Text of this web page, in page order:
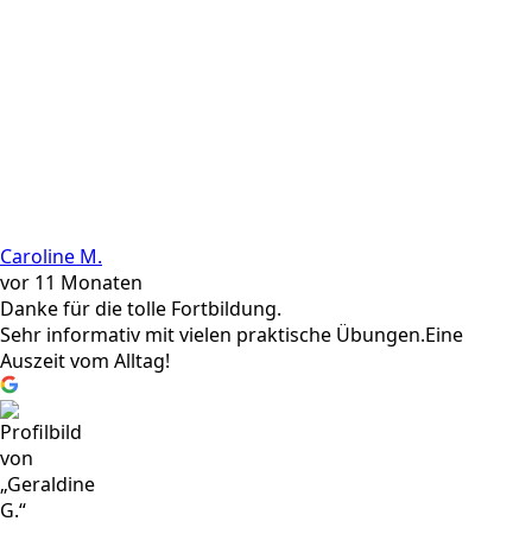
Caroline M.
vor 11 Monaten
Danke für die tolle Fortbildung.
Sehr informativ mit vielen praktische Übungen.Eine
Auszeit vom Alltag!